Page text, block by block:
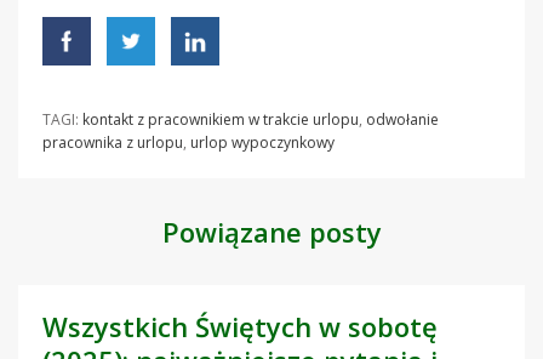
TAGI: kontakt z pracownikiem w trakcie urlopu, odwołanie
pracownika z urlopu, urlop wypoczynkowy
Powiązane posty
Wszystkich Świętych w sobotę